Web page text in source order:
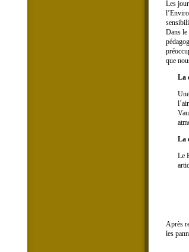
Les
Dans le
que
La
La
Le
Après
les